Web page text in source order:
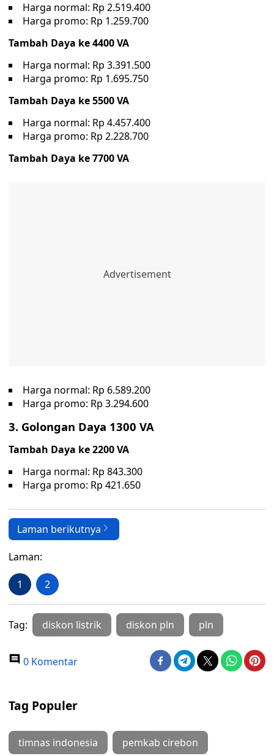
Harga normal: Rp 2.519.400
Harga promo: Rp 1.259.700
Tambah Daya ke 4400 VA
Harga normal: Rp 3.391.500
Harga promo: Rp 1.695.750
Tambah Daya ke 5500 VA
Harga normal: Rp 4.457.400
Harga promo: Rp 2.228.700
Tambah Daya ke 7700 VA
Harga normal: Rp 6.589.200
Harga promo: Rp 3.294.600
3. Golongan Daya 1300 VA
Tambah Daya ke 2200 VA
Harga normal: Rp 843.300
Harga promo: Rp 421.650
Laman berikutnya
Laman:
1 2
Tag: diskon listrik diskon pln pln
0 Komentar
Tag Populer
timnas indonesia pemkab cirebon